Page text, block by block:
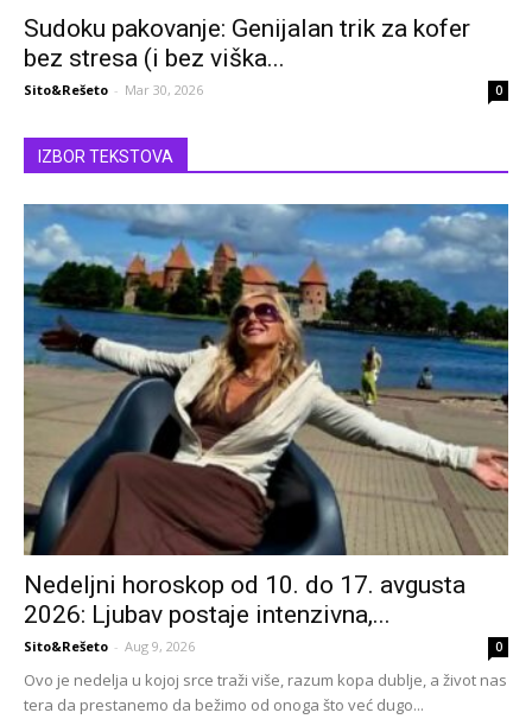
Sudoku pakovanje: Genijalan trik za kofer
bez stresa (i bez viška...
Sito&Rešeto - Mar 30, 2026 0
IZBOR TEKSTOVA
Nedeljni horoskop od 10. do 17. avgusta
2026: Ljubav postaje intenzivna,...
Sito&Rešeto - Aug 9, 2026 0
Ovo je nedelja u kojoj srce traži više, razum kopa dublje, a život nas
tera da prestanemo da bežimo od onoga što već dugo...